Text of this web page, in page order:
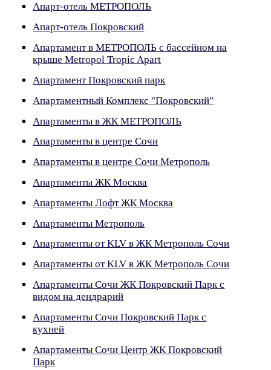
Апарт-отель МЕТРОПОЛЬ
Апарт-отель Покровский
Апартамент в МЕТРОПОЛЬ с бассейном на
крыше Metropol Tropic Apart
Апартамент Покровский парк
Апартаментный Комплекс "Покровский"
Апартаменты в ЖК МЕТРОПОЛЬ
Апартаменты в центре Сочи
Апартаменты в центре Сочи Метрополь
Апартаменты ЖК Москва
Апартаменты Лофт ЖК Москва
Апартаменты Метрополь
Апартаменты от KLV в ЖК Метрополь Сочи
Апартаменты от KLV в ЖК Метрополь Сочи
Апартаменты Сочи ЖК Покровский Парк с
видом на дендрарий
Апартаменты Сочи Покровский Парк с
кухней
Апартаменты Сочи Центр ЖК Покровский
Парк